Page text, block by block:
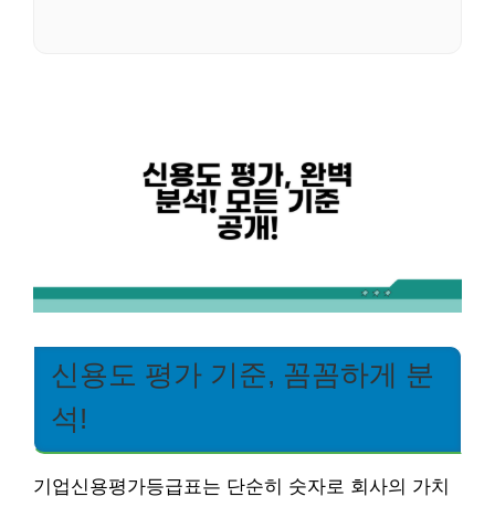
신용도 평가 기준, 꼼꼼하게 분
석!
기업신용평가등급표는 단순히 숫자로 회사의 가치